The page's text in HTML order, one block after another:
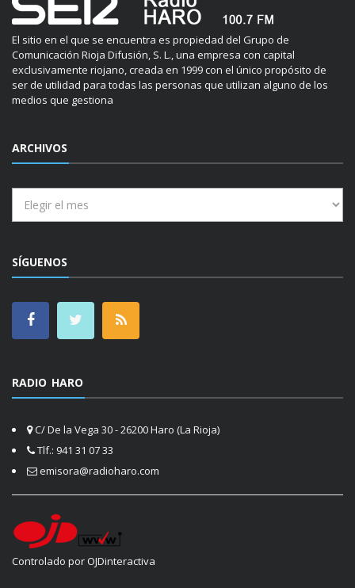
El sitio en el que se encuentra es propiedad del Grupo de
Comunicación Rioja Difusión, S. L., una empresa con capital
exclusivamente riojano, creada en 1999 con el único propósito de
ser de utilidad para todas las personas que utilizan alguno de los
medios que gestiona
ARCHIVOS
SÍGUENOS
RADIO HARO
C/ De la Vega 30 - 26200 Haro (La Rioja)
Tlf.: 941 31 07 33
emisora@radioharo.com
Controlado por OJDinteractiva